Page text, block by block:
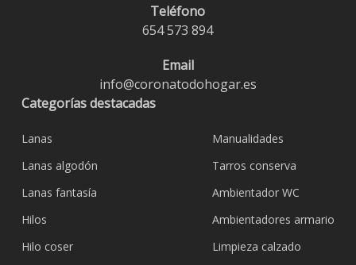
Teléfono
654 573 894
Email
info@coronatodohogar.es
Categorías destacadas
Lanas
Lanas algodón
Lanas fantasía
Hilos
Hilo coser
Manualidades
Tarros conserva
Ambientador WC
Ambientadores armario
Limpieza calzado